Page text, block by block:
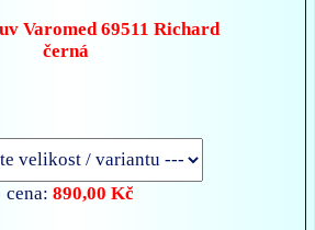
Varomed 69511 Richard
černá
cena: 890,00 Kč